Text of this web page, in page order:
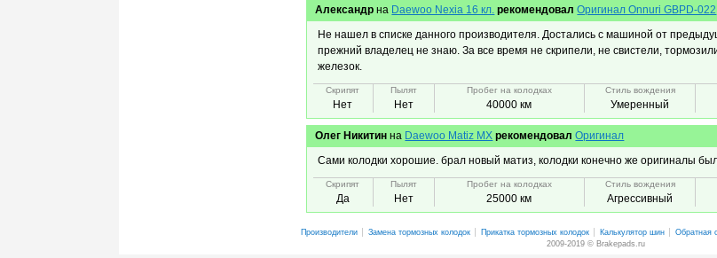
Александр на Daewoo Nexia 16 кл. рекомендовал Оригинал Onnuri GBPD-022
Не нашел в списке данного производителя. Достались с машиной от
прежний владелец не знаю. За все время не скрипели, не свистели,
железок.
Скрипят
Нет
Пылят
Нет
Пробег на колодках
40000 км
Стиль вождения
Умеренный
Олег Никитин на Daewoo Matiz MX рекомендовал Оригинал
Сами колодки хорошие. брал новый матиз, колодки конечно же оригиналы
Скрипят
Да
Пылят
Нет
Пробег на колодках
25000 км
Стиль вождения
Агрессивный
Производители Замена тормозных колодок Прикатка тормозных колодок Калькулятор шин Обратная
2009-2019 © Brakepads.ru